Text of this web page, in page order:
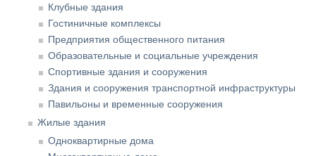
Клубные здания
Гостиничные комплексы
Предприятия общественного питания
Образовательные и социальные учреждения
Спортивные здания и сооружения
Здания и сооружения транспортной инфраструктуры
Павильоны и временные сооружения
Жилые здания
Одноквартирные дома